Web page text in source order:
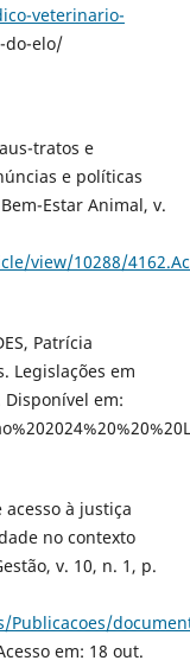
veterinario-
do-elo/
tratos e
e políticas
Estar Animal, v.
view/10288/
Patrícia
Legislações em
Disponível em:
acesso à justiça
no contexto
v. 10, n. 1, p.
em: 18 out.